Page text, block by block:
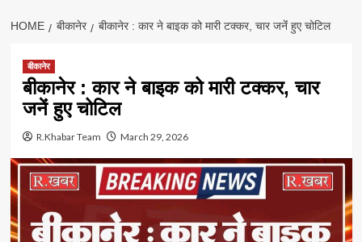
HOME बीकानेर बीकानेर : कार ने बाइक को मारी टक्कर, चार जनेंं हुए चोटिल
बीकानेर
बीकानेर : कार ने बाइक को मारी टक्कर, चार
जनेंं हुए चोटिल
R.Khabar Team March 29, 2026